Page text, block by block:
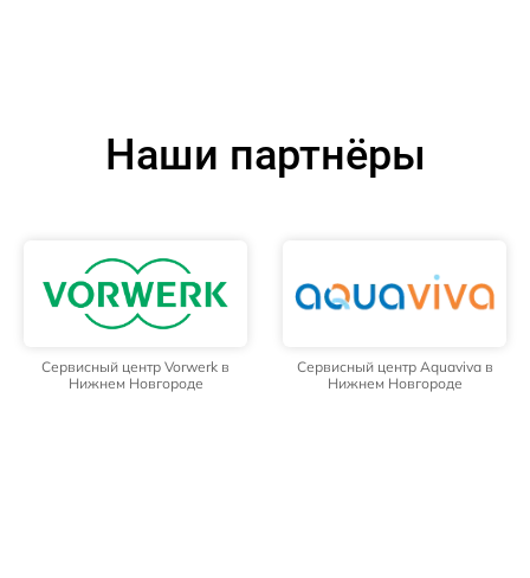
Наши партнёры
Сервисный центр Vorwerk в
Нижнем Новгороде
Сервисный центр Aquaviva в
Нижнем Новгороде